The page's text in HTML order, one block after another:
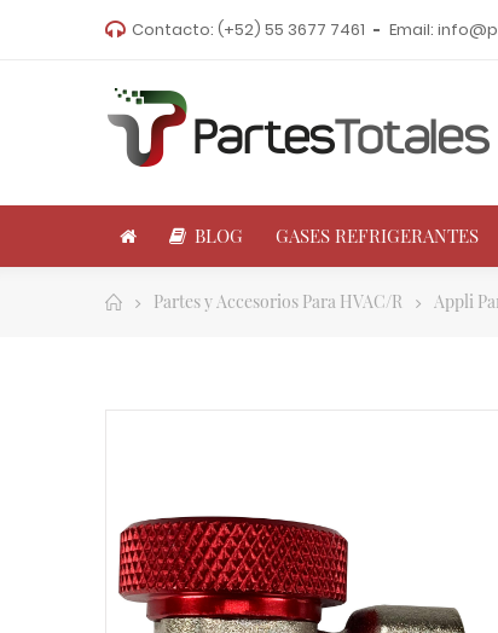
Contacto: (+52) 55 3677 7461 Email:
BLOG GASES REFRIGERANTES
Partes y Accesorios Para HVAC/R Appli